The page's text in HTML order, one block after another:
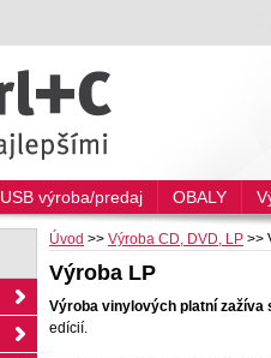
Úvod >> Výroba CD, DVD, LP >>
Výroba LP
Výroba vinylových platní zažíva
edícií.
USB výroba/predaj OBALY